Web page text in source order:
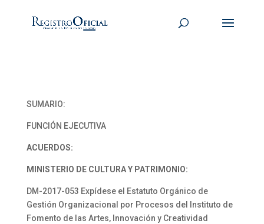
SUMARIO:
FUNCIÓN EJECUTIVA
ACUERDOS:
MINISTERIO DE CULTURA Y PATRIMONIO:
DM-2017-053 Expídese el Estatuto Orgánico de
Gestión Organizacional por Procesos del Instituto de
Fomento de las Artes, Innovación y Creatividad